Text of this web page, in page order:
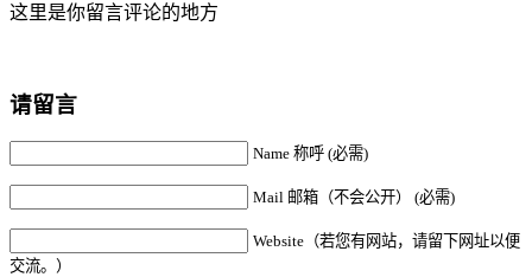
这里是你留言评论的地方
请留言
Name 称呼 (必需)
Mail 邮箱（不会公开） (必需)
Website（若您有网站，请留下网址以便
交流。）